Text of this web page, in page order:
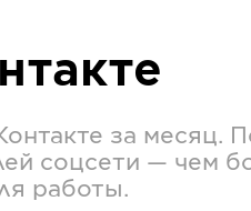
за месяц.
соцсети — чем
работы.